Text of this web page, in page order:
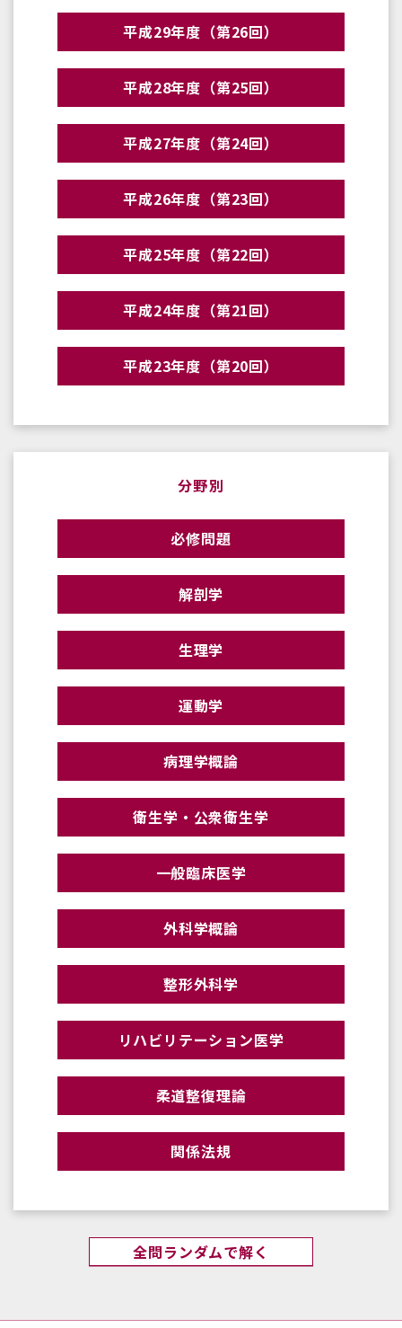
平成29年度（第26回）
平成28年度（第25回）
平成27年度（第24回）
平成26年度（第23回）
平成25年度（第22回）
平成24年度（第21回）
平成23年度（第20回）
分野別
必修問題
解剖学
生理学
運動学
病理学概論
衛生学・公衆衛生学
一般臨床医学
外科学概論
整形外科学
リハビリテーション医学
柔道整復理論
関係法規
全問ランダムで解く